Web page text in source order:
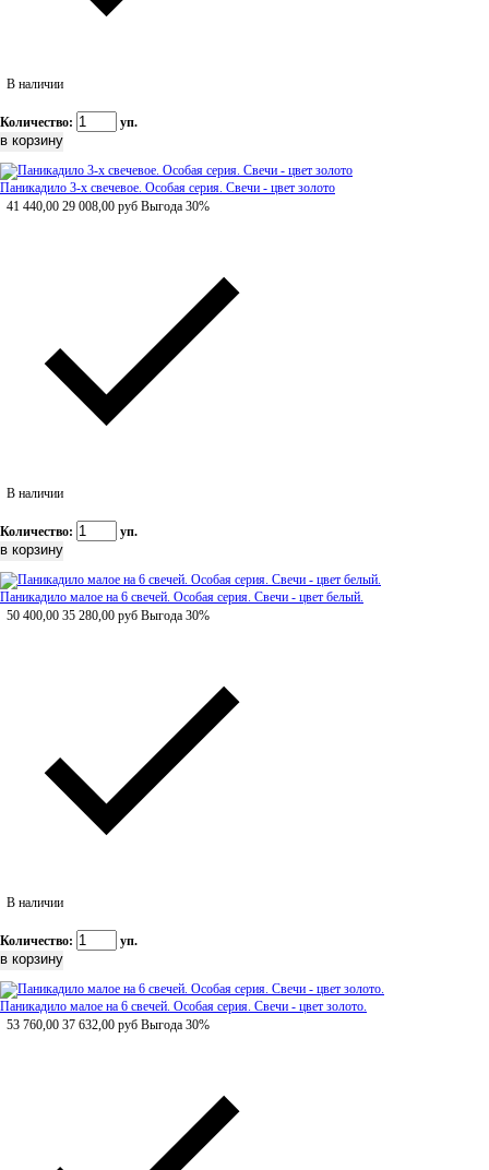
В наличии
Количество: уп.
Паникадило 3-х свечевое. Особая серия. Свечи - цвет золото
41 440,00 29 008,00 руб Выгода 30%
В наличии
Количество: уп.
Паникадило малое на 6 свечей. Особая серия. Свечи - цвет белый.
50 400,00 35 280,00 руб Выгода 30%
В наличии
Количество: уп.
Паникадило малое на 6 свечей. Особая серия. Свечи - цвет золото.
53 760,00 37 632,00 руб Выгода 30%